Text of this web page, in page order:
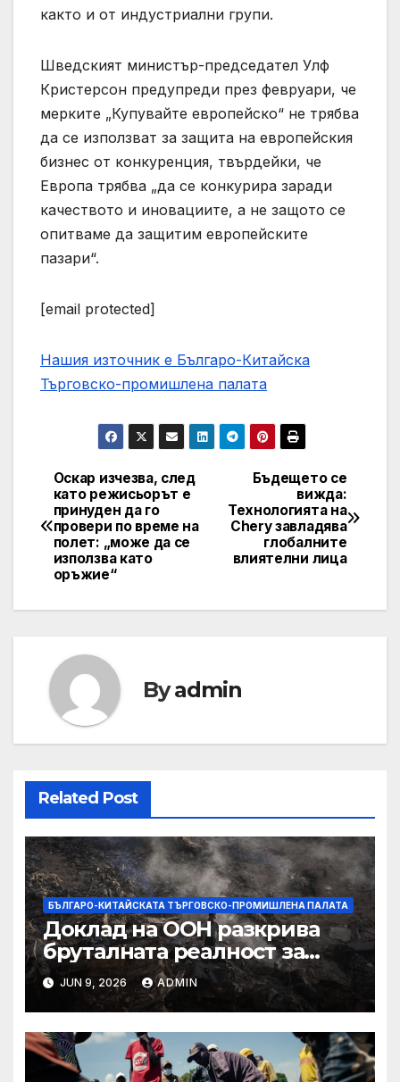
както и от индустриални групи.
Шведският министър-председател Улф
Кристерсон предупреди през февруари, че
мерките „Купувайте европейско“ не трябва
да се използват за защита на европейския
бизнес от конкуренция, твърдейки, че
Европа трябва „да се конкурира заради
качеството и иновациите, а не защото се
опитваме да защитим европейските
пазари“.
[email protected]
Нашия източник е Българо-Китайска
Търговско-промишлена палaта
Post
navigation
Бъдещето се
вижда:
Технологията на
Chery завладява
глобалните
влиятелни лица
Оскар изчезва, след
като режисьорът е
принуден да го
провери по време на
полет: „може да се
използва като
оръжие“
Byadmin
Related Post
БЪЛГАРО-КИТАЙСКАТА ТЪРГОВСКО-ПРОМИШЛЕНА ПАЛАТА
Доклад на ООН разкрива
бруталната реалност за
палестинците в Газа,
Западния бряг
JUN 9, 2026 ADMIN